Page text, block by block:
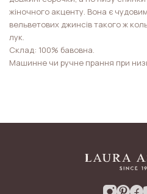
жіночного акценту. Вона є
вельветових джинсів такого ж
лук.
Склад: 100% бавовна.
Машинне чи ручне прання при